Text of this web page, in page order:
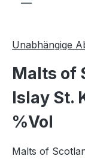
Unabhängige
Malts of
Islay St.
%Vol
Malts of